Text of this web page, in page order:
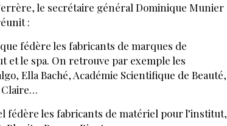
le secrétaire général Dominique Munier
:
fédère les fabricants de marques de
et le spa. On retrouve par exemple les
Ella Baché, Académie Scientifique de Beauté,
Claire…
fédère les fabricants de matériel pour l’institut,